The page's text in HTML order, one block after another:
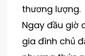
thương lượng.
Ngay đầu giờ
gia đình chủ